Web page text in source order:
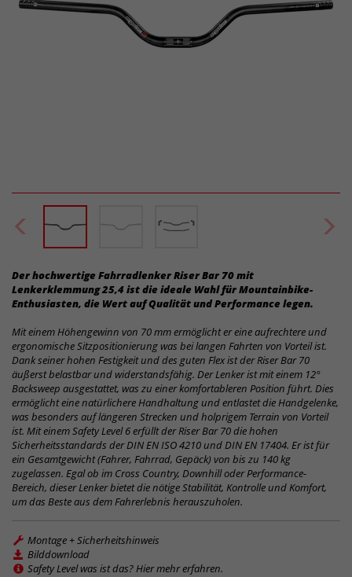
Der hochwertige Fahrradlenker Riser Bar 70 mit
Lenkerklemmung 25,4 ist die ideale Wahl für Mountainbike-
Enthusiasten, die Wert auf Qualität und Performance legen.
Mit einem Höhengewinn von 70 mm ermöglicht er eine aufrechtere und
ergonomische Sitzpositionierung was bei langen Fahrten von Vorteil ist.
Dank seiner hohen Festigkeit und des guten Flex ist der Riser Bar 70
äußerst belastbar und widerstandsfähig. Der Lenker ist mit einem 12°
Backsweep ausgestattet, was zu einer komfortableren Position führt. Dies
ermöglicht eine natürlichere Handhaltung und entlastet die Handgelenke,
was besonders auf längeren Strecken und holprigem Terrain von Vorteil
ist. Mit einem Safety Level 6 erfüllt der Riser Bar 70 die hohen
Sicherheitsstandards der DIN EN ISO 4210 und DIN EN 17404. Er ist für
ein Gesamtgewicht (Fahrer, Fahrrad, Gepäck) von bis zu 140 kg
zugelassen. Egal ob im Cross Country, Downhill oder Performance-
Bereich, dieser Lenker bietet die nötige Stabilität, Kontrolle und Komfort,
um das Beste aus dem Fahrerlebnis herauszuholen.
Montage + Sicherheitshinweis
Bilddownload
Safety Level was ist das? Hier mehr erfahren.